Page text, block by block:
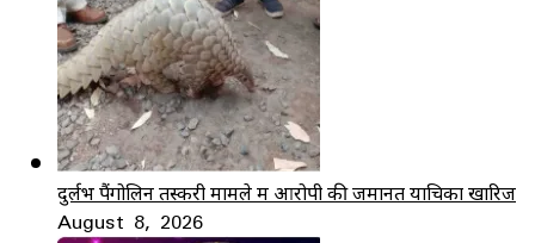
दुर्लभ पैंगोलिन तस्करी मामले में आरोपी की जमानत याचिका खारिज
August 8, 2026